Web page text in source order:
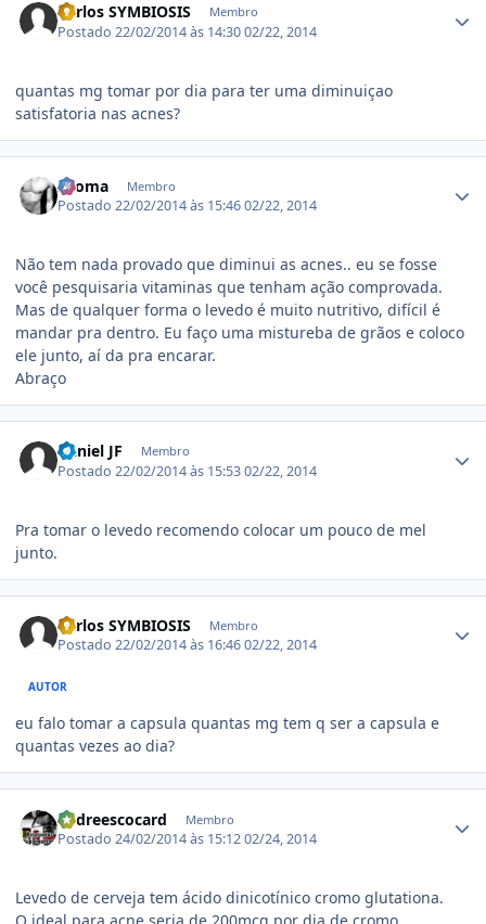
Carlos SYMBIOSIS Membro
Postado22/02/2014 às 14:3002/22, 2014
quantas mg tomar por dia para ter uma diminuiçao
satisfatoria nas acnes?
Aroma Membro
Postado22/02/2014 às 15:4602/22, 2014
Não tem nada provado que diminui as acnes.. eu se fosse
você pesquisaria vitaminas que tenham ação comprovada.
Mas de qualquer forma o levedo é muito nutritivo, difícil é
mandar pra dentro. Eu faço uma mistureba de grãos e coloco
ele junto, aí da pra encarar.
Abraço
Daniel JF Membro
Postado22/02/2014 às 15:5302/22, 2014
Pra tomar o levedo recomendo colocar um pouco de mel
junto.
Carlos SYMBIOSIS Membro
Postado22/02/2014 às 16:4602/22, 2014
AUTOR
eu falo tomar a capsula quantas mg tem q ser a capsula e
quantas vezes ao dia?
andreescocard Membro
Postado24/02/2014 às 15:1202/24, 2014
Levedo de cerveja tem ácido dinicotínico cromo glutationa.